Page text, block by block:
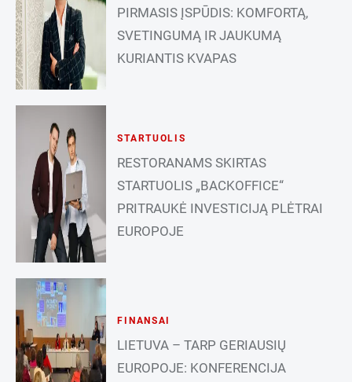
PIRMASIS ĮSPŪDIS: KOMFORTĄ,
SVETINGUMĄ IR JAUKUMĄ
KURIANTIS KVAPAS
STARTUOLIS
RESTORANAMS SKIRTAS
STARTUOLIS „BACKOFFICE“
PRITRAUKĖ INVESTICIJĄ PLĖTRAI
EUROPOJE
FINANSAI
LIETUVA – TARP GERIAUSIŲ
EUROPOJE: KONFERENCIJA